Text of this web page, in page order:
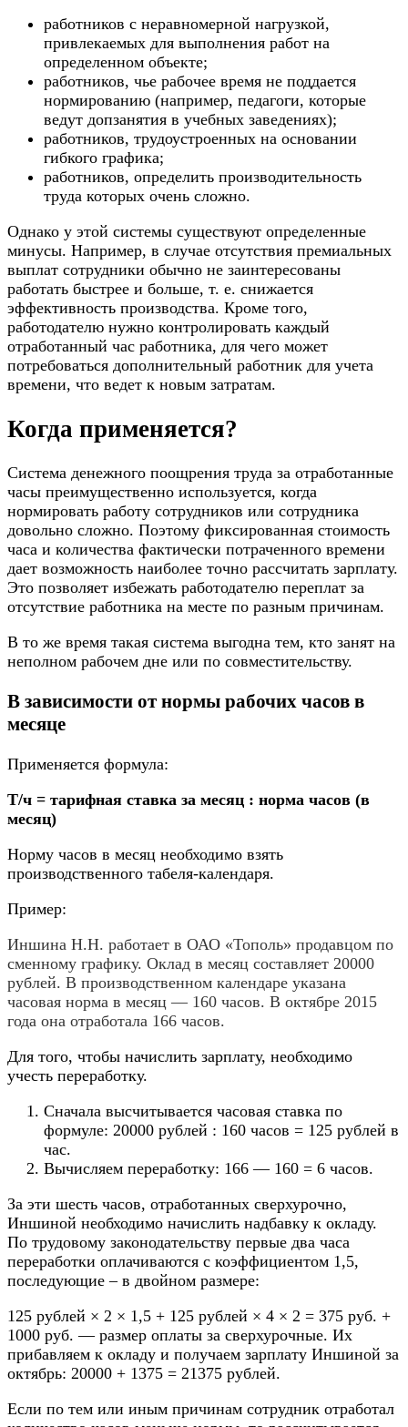
работников с неравномерной нагрузкой,
привлекаемых для выполнения работ на
определенном объекте;
работников, чье рабочее время не поддается
нормированию (например, педагоги, которые
ведут допзанятия в учебных заведениях);
работников, трудоустроенных на основании
гибкого графика;
работников, определить производительность
труда которых очень сложно.
Однако у этой системы существуют определенные
минусы. Например, в случае отсутствия премиальных
выплат сотрудники обычно не заинтересованы
работать быстрее и больше, т. е. снижается
эффективность производства. Кроме того,
работодателю нужно контролировать каждый
отработанный час работника, для чего может
потребоваться дополнительный работник для учета
времени, что ведет к новым затратам.
Когда применяется?
Система денежного поощрения труда за отработанные
часы преимущественно используется, когда
нормировать работу сотрудников или сотрудника
довольно сложно. Поэтому фиксированная стоимость
часа и количества фактически потраченного времени
дает возможность наиболее точно рассчитать зарплату.
Это позволяет избежать работодателю переплат за
отсутствие работника на месте по разным причинам.
В то же время такая система выгодна тем, кто занят на
неполном рабочем дне или по совместительству.
В зависимости от нормы рабочих часов в
месяце
Применяется формула:
Т/ч = тарифная ставка за месяц : норма часов (в
месяц)
Норму часов в месяц необходимо взять
производственного табеля-календаря.
Пример:
Иншина Н.Н. работает в ОАО «Тополь» продавцом по
сменному графику. Оклад в месяц составляет 20000
рублей. В производственном календаре указана
часовая норма в месяц — 160 часов. В октябре 2015
года она отработала 166 часов.
Для того, чтобы начислить зарплату, необходимо
учесть переработку.
Сначала высчитывается часовая ставка по
формуле: 20000 рублей : 160 часов = 125 рублей в
час.
Вычисляем переработку: 166 — 160 = 6 часов.
За эти шесть часов, отработанных сверхурочно,
Иншиной необходимо начислить надбавку к окладу.
По трудовому законодательству первые два часа
переработки оплачиваются с коэффициентом 1,5,
последующие – в двойном размере:
125 рублей × 2 × 1,5 + 125 рублей × 4 × 2 = 375 руб. +
1000 руб. — размер оплаты за сверхурочные. Их
прибавляем к окладу и получаем зарплату Иншиной за
октябрь: 20000 + 1375 = 21375 рублей.
Если по тем или иным причинам сотрудник отработал